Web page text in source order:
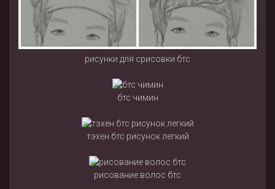
рисунки для срисовки бтс
бтс чимин
тэхен бтс рисунок легкий
рисование волос бтс